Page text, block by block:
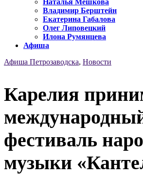
Наталья Мешкова
Владимир Берштейн
Екатерина Габалова
Олег Липовецкий
Илона Румянцева
Афиша
Афиша Петрозаводска, Новости
Карелия
фестиваль
музыки